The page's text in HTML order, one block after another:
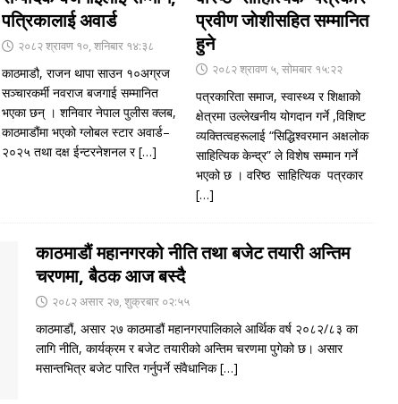
पत्रिकालाई अवार्ड
२०८२ श्रावण १०, शनिबार १४:३८
काठमाडौ, राजन थापा साउन १०अग्रज
सञ्चारकर्मी नवराज बजगाई सम्मानित
भएका छन् । शनिवार नेपाल पुलीस क्लब,
काठमाडौंमा भएको ग्लोबल स्टार अवार्ड–
२०२५ तथा दक्ष ईन्टरनेशनल र[…]
प्रवीण जाेशीसहित सम्मानित
हुने
२०८२ श्रावण ५, सोमबार १५:२२
पत्रकारिता समाज, स्वास्थ्य र शिक्षाको
क्षेत्रमा उल्लेखनीय योगदान गर्ने ,विशिष्ट
व्यक्तित्वहरूलाई “सिद्धिश्वरमान अक्षलोक
साहित्यिक केन्द्र” ले विशेष सम्मान गर्ने
भएको छ । वरिष्ठ साहित्यिक पत्रकार
[…]
काठमाडौं महानगरको नीति तथा बजेट तयारी अन्तिम
चरणमा, बैठक आज बस्दै
२०८२ असार २७, शुक्रबार ०२:५५
काठमाडौं, असार २७ काठमाडौं महानगरपालिकाले आर्थिक वर्ष २०८२/८३ का
लागि नीति, कार्यक्रम र बजेट तयारीको अन्तिम चरणमा पुगेको छ। असार
मसान्तभित्र बजेट पारित गर्नुपर्ने संवैधानिक[…]